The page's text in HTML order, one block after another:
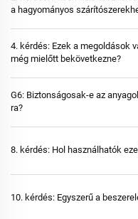
a hagyományos
4. kérdés: Ezek a megoldások
még mielőtt bekövetkezne?
G6: Biztonságosak-e az
ra?
8. kérdés: Hol használhatók
10. kérdés: Egyszerű a